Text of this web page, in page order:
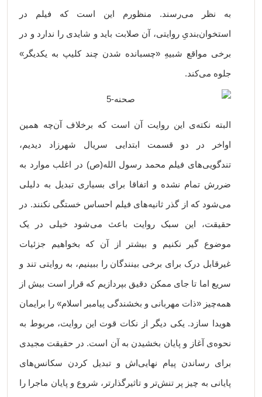
به نظر می‌رسند. منظورم این است که فیلم در
استخوان‌بندیِ روایتی، آن صلابت باید و شایدی را ندارد و در
برخی مواقع شبیهِ «چسبانده شدن چند کلیپ به یکدیگر»
جلوه می‌کند.
البته نکته‌ی این روایت آن است که برخلاف آن‌چه همین
اواخر در دو قسمت ابتدایی سریال شهرزاد دیدیم،
تندگویی‌های فیلم محمد رسول الله(ص) در اغلب موارد به
ضررش تمام نشده و اتفاقا برای بسیاری تبدیل به دلیلی
می‌شود که از گذر ثانیه‌های فیلم احساس خستگی نکنند. در
حقیقت، این سبک روایت باعث می‌شود خیلی در یک
موضوع گیر نکنیم و بیشتر از آن که بخواهیم جزئیات
غیرقابل درک برای برخی بینندگان را ببینیم، به روایتی تند و
سریع اما تا جای ممکن دقیق بپردازیم که قرار است بیش از
همه‌چیز «ذات مهربانی و بخشندگی پیامبر اسلام» را برایمان
هویدا سازد. یکی دیگر از نکات قوت این روایت، مربوط به
نحوه‌ی آغاز و پایان بخشیدن به آن است. در حقیقت مجیدی
برای رساندن پیام نهایی‌اش و تبدیل کردن سکانس‌های
پایانی به چیز پر تنش‌تر و تاثیرگذارتر، شروع و پایان ماجرا را